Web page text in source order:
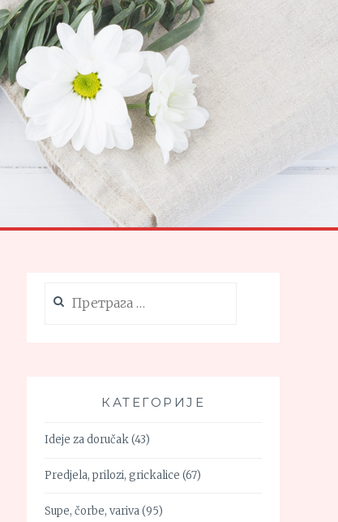
за:
КАТЕГОРИЈЕ
Ideje za doručak(43)
Predjela, prilozi, grickalice (67)
Supe, čorbe, variva(95)